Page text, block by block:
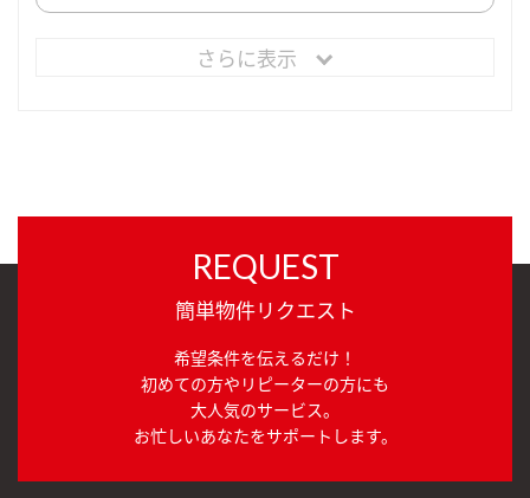
さらに表示
REQUEST
簡単物件リクエスト
希望条件を伝えるだけ！
初めての方やリピーターの方にも
大人気のサービス。
お忙しいあなたをサポートします。